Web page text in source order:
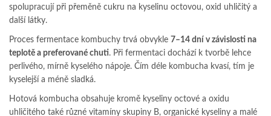
spolupracují při přeměně cukru na kyselinu octovou, oxid uhličitý a
další látky.
Proces fermentace kombuchy trvá obvykle 7–14 dní v závislosti na
teplotě a preferované chuti. Při fermentaci dochází k tvorbě lehce
perlivého, mírně kyselého nápoje. Čím déle kombucha kvasí, tím je
kyselejší a méně sladká.
Hotová kombucha obsahuje kromě kyseliny octové a oxidu
uhličitého také různé vitamíny skupiny B, organické kyseliny a malé